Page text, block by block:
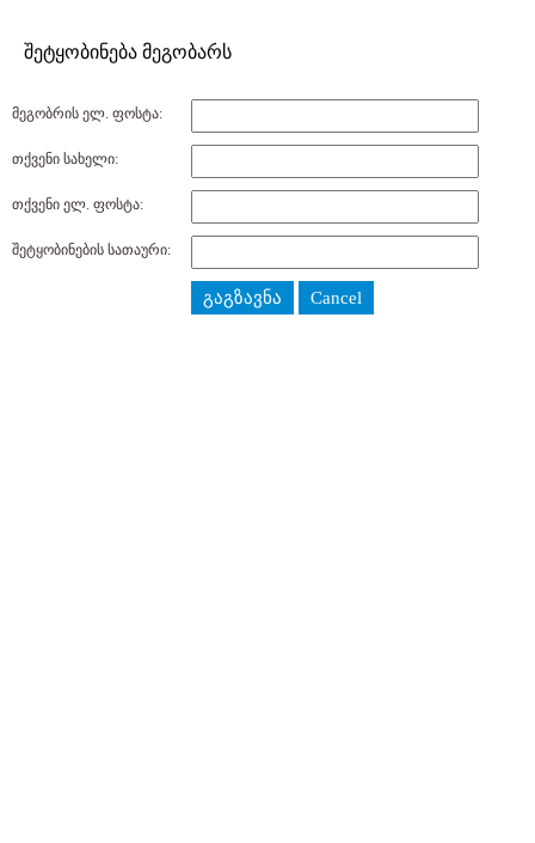
შეტყობინება მეგობარს
მეგობრის ელ. ფოსტა:
თქვენი სახელი:
თქვენი ელ. ფოსტა:
შეტყობინების სათაური:
გაგზავნა Cancel